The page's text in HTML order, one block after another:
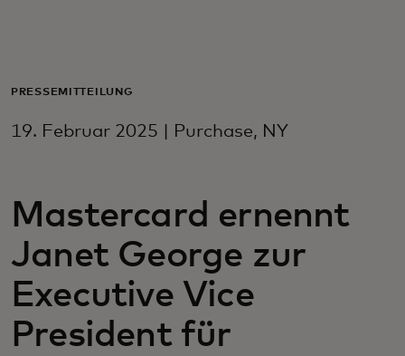
Für Unternehmen
Für Innovatoren
Neuigkeiten und Trends
PRESSEMITTEILUNG
19. Februar 2025 | Purchase, NY
Mastercard ernennt
Janet George zur
Executive Vice
President für